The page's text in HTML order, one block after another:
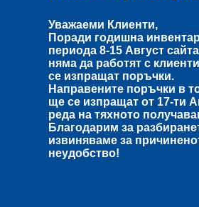
Уважаеми Клиенти,
Поради годишна
периода 8-15 Август
няма да работят с
се изпращат поръчки.
Направените поръчки в
ще се изпращат от 17-ти
реда на тяхното
Благодарим за
извиняваме за
неудобство!